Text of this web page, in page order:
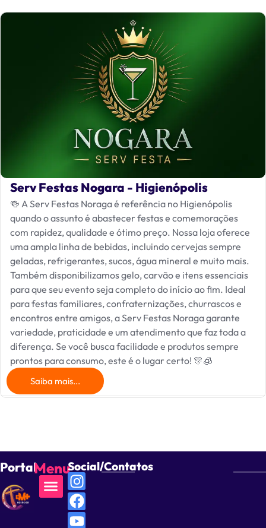
Serv Festas Nogara - Higienópolis
🍻 A Serv Festas Noraga é referência no Higienópolis
quando o assunto é abastecer festas e comemorações
com rapidez, qualidade e ótimo preço. Nossa loja oferece
uma ampla linha de bebidas, incluindo cervejas sempre
geladas, refrigerantes, sucos, água mineral e muito mais.
Também disponibilizamos gelo, carvão e itens essenciais
para que seu evento seja completo do início ao fim. Ideal
para festas familiares, confraternizações, churrascos e
encontros entre amigos, a Serv Festas Noraga garante
variedade, praticidade e um atendimento que faz toda a
diferença. Se você busca facilidade e produtos sempre
prontos para consumo, este é o lugar certo! 🎊🧊
Saiba mais...
PortalMenuSocial/Contatos